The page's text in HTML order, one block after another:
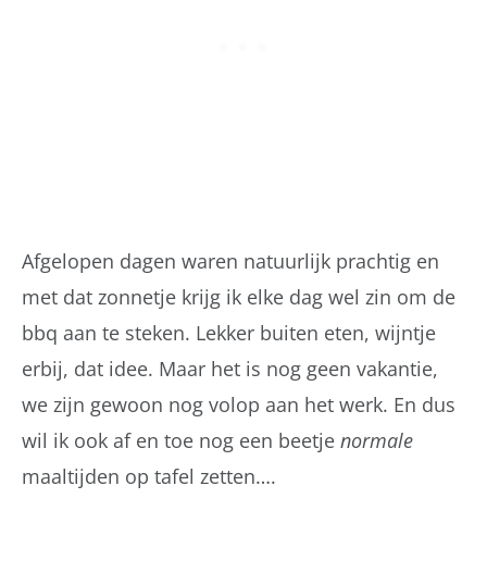
Afgelopen dagen waren natuurlijk prachtig en
met dat zonnetje krijg ik elke dag wel zin om de
bbq aan te steken. Lekker buiten eten, wijntje
erbij, dat idee. Maar het is nog geen vakantie,
we zijn gewoon nog volop aan het werk. En dus
wil ik ook af en toe nog een beetje normale
maaltijden op tafel zetten….